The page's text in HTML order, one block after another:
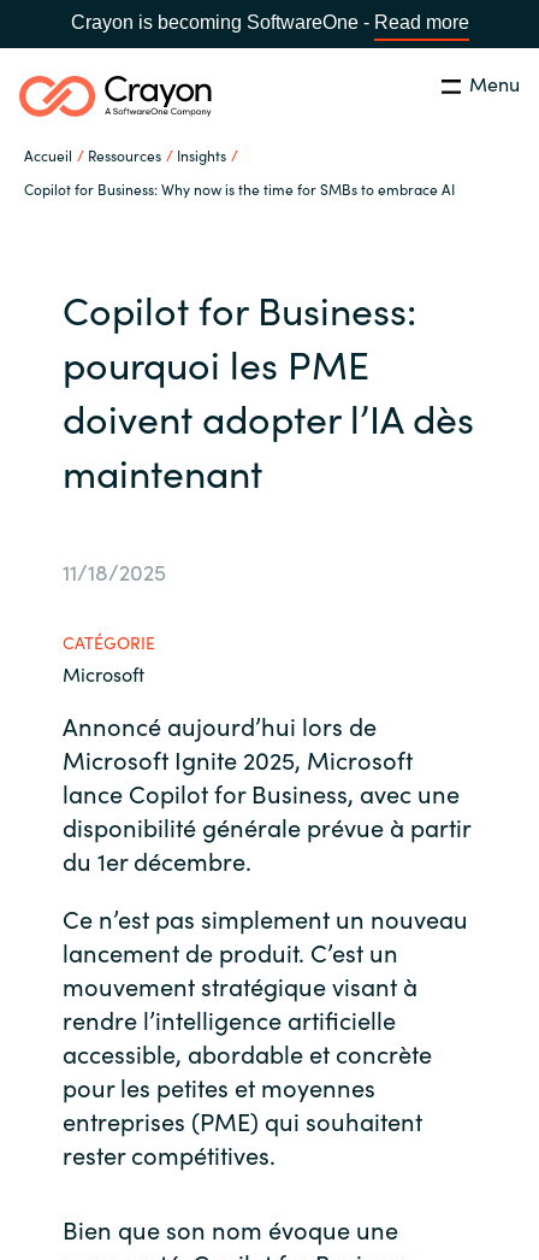
Crayon is becoming SoftwareOne - Read more
Menu
Accueil Ressources
Insights
Copilot for Business: Why now is the time for SMBs to embrace AI
Global site
Estonia
Finland
France
Germany
Hungary
Iceland
India
Kingdom of Saudi Arabia
Rechercher Fermer
Notre expertise
Ressources
A propos de Crayon
Carrières
Copilot for Business:
pourquoi les PME
doivent adopter l’IA dès
maintenant
11/18/2025
CATÉGORIE
Microsoft
Annoncé aujourd’hui lors de
Microsoft Ignite 2025, Microsoft
lance Copilot for Business, avec une
disponibilité générale prévue à partir
du 1er décembre.
Ce n’est pas simplement un nouveau
lancement de produit. C’est un
mouvement stratégique visant à
rendre l’intelligence artificielle
accessible, abordable et concrète
pour les petites et moyennes
entreprises (PME) qui souhaitent
rester compétitives.
Bien que son nom évoque une